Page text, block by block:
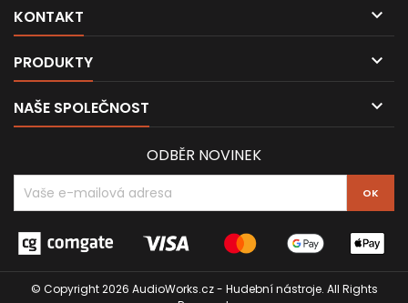
KONTAKT 
PRODUKTY 
NAŠE SPOLEČNOST 
ODBĚR NOVINEK
© Copyright 2026 AudioWorks.cz - Hudební nástroje. All Rights